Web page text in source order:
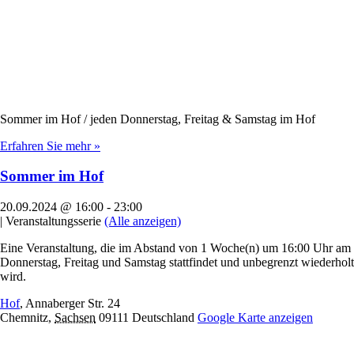
Sommer im Hof / jeden Donnerstag, Freitag & Samstag im Hof
Erfahren Sie mehr »
Sommer im Hof
20.09.2024 @ 16:00 - 23:00
| Veranstaltungsserie (Alle anzeigen)
Eine Veranstaltung, die im Abstand von 1 Woche(n) um 16:00 Uhr am
Donnerstag, Freitag und Samstag stattfindet und unbegrenzt wiederholt
wird.
Hof, Annaberger Str. 24
Chemnitz, Sachsen 09111 Deutschland Google Karte anzeigen